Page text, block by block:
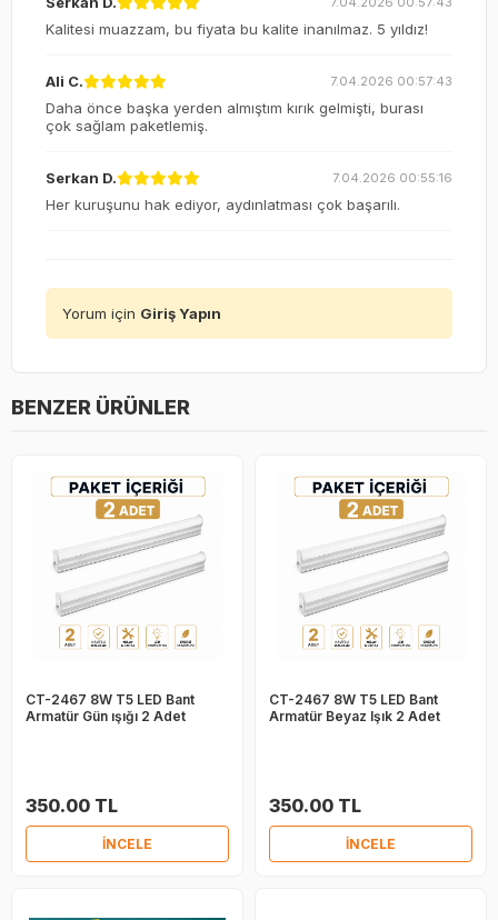
Kalitesi muazzam, bu fiyata bu kalite inanılmaz. 5 yıldız!
Ali C. 7.04.2026 00:57:43
Daha önce başka yerden almıştım kırık gelmişti, burası
çok sağlam paketlemiş.
Serkan D. 7.04.2026 00:55:16
Her kuruşunu hak ediyor, aydınlatması çok başarılı.
Yorum için Giriş Yapın
BENZER ÜRÜNLER
CT-2467 8W T5 LED Bant
Armatür Gün ışığı 2 Adet
350.00 TL
İNCELE
CT-2467 8W T5 LED Bant
Armatür Beyaz Işık 2 Adet
350.00 TL
İNCELE